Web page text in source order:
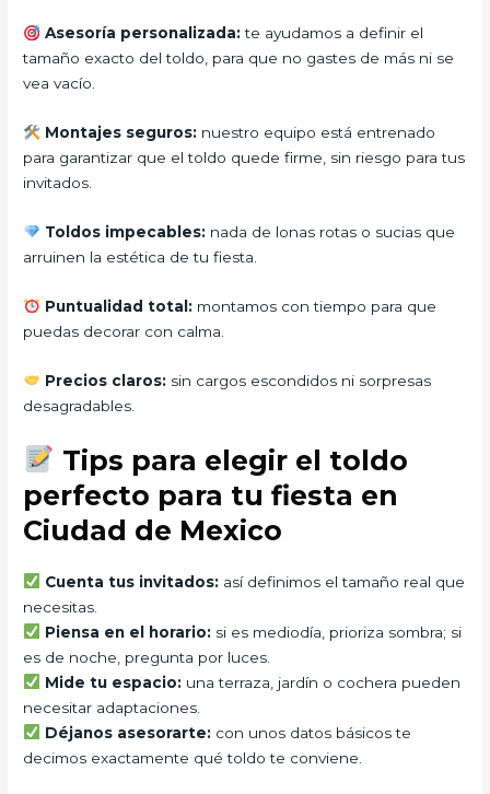
Asesoría personalizada:te ayudamos a definir el
tamaño exacto del toldo, para que no gastes de más ni se
vea vacío.
Montajes seguros:nuestro equipo está entrenado
para garantizar que el toldo quede firme, sin riesgo para tus
invitados.
Toldos impecables:nada de lonas rotas o sucias que
arruinen la estética de tu fiesta.
Puntualidad total:montamos con tiempo para que
puedas decorar con calma.
Precios claros:sin cargos escondidos ni sorpresas
desagradables.
Tips para elegir el toldo
perfecto para tu fiesta en
Ciudad de Mexico
Cuenta tus invitados:así definimos el tamaño real que
necesitas.
Piensa en el horario:si es mediodía, prioriza sombra; si
es de noche, pregunta por luces.
Mide tu espacio:una terraza, jardín o cochera pueden
necesitar adaptaciones.
Déjanos asesorarte:con unos datos básicos te
decimos exactamente qué toldo te conviene.